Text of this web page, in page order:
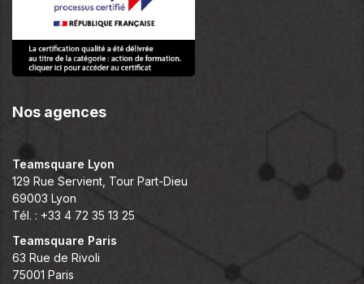
Nos agences
Teamsquare Lyon
129 Rue Servient, Tour Part-Dieu
69003 Lyon
Tél. : +33 4 72 35 13 25
Teamsquare Paris
63 Rue de Rivoli
75001 Paris